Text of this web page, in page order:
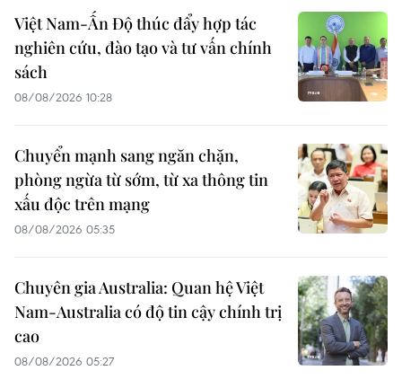
Việt Nam-Ấn Độ thúc đẩy hợp tác
nghiên cứu, đào tạo và tư vấn chính
sách
08/08/2026 10:28
Chuyển mạnh sang ngăn chặn,
phòng ngừa từ sớm, từ xa thông tin
xấu độc trên mạng
08/08/2026 05:35
Chuyên gia Australia: Quan hệ Việt
Nam-Australia có độ tin cậy chính trị
cao
08/08/2026 05:27